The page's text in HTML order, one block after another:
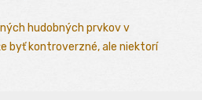
hudobných prvkov v
byť kontroverzné, ale niektorí